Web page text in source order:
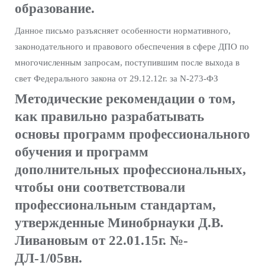
образование.
Данное письмо разъясняет особенности нормативного,
законодательного и правового обеспечения в сфере ДПО по
многочисленным запросам, поступившим после выхода в
свет Федерального закона от 29.12.12г. за N-273-ФЗ
Методические рекомендации о том,
как правильно разрабатывать
основы программ профессионального
обучения и программ
дополнительных профессиональных,
чтобы они соответствовали
профессиональным стандартам,
утвержденные Минобрнауки Д.В.
Ливановым от 22.01.15г. №-
ДЛ-1/05вн.